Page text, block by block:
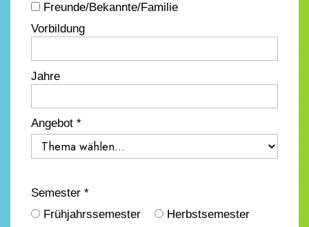
Freunde/Bekannte/Familie
Vorbildung
Jahre
Angebot *
Semester *
Frühjahrssemester
Herbstsemester